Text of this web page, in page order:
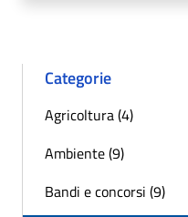
Categorie
Agricoltura (4)
Ambiente (9)
Bandi e concorsi (9)